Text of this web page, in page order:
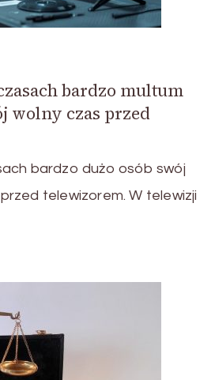
bardzo multum
wolny czas przed
bardzo dużo osób swój
telewizorem. W telewizji